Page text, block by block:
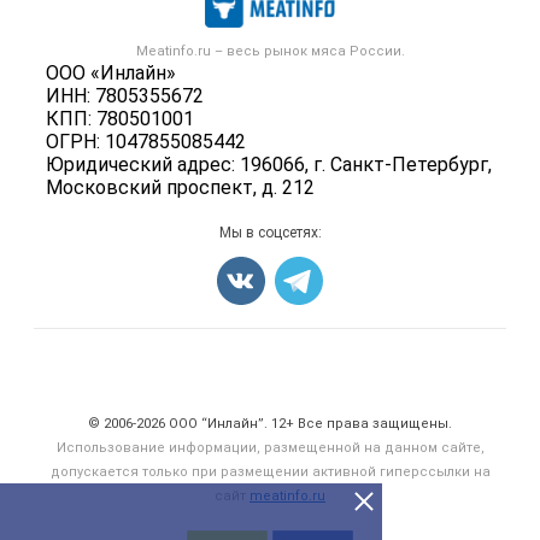
Meatinfo.ru – весь рынок мяса России.
ООО «Инлайн»
ИНН: 7805355672
КПП: 780501001
ОГРН: 1047855085442
Юридический адрес: 196066, г. Санкт-Петербург,
Московский проспект, д. 212
Контактная информация
Политика обработки персональных данных
Новости рынка
Мониторинг
Вакансии
Скот в живом весе
Колбасы, сосиски, деликатесы
Мясные полуфабрикаты
Мясные снеки
Яйца
Карта объявлений
Мы в соцсетях:
© 2006‑2026 ООО “Инлайн”. 12+ Все права защищены.
Использование информации, размещенной на данном сайте,
допускается только при размещении активной гиперссылки на
meatinfo.ru